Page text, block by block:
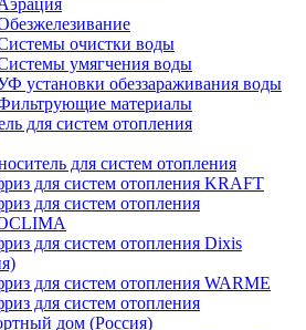
очистки воды
умягчения воды
установки обеззараживания воды
материалы
для систем отопления
для систем отопления
для систем отопления KRAFT
для систем отопления
для систем отопления Dixis
для систем отопления WARME
для систем отопления
дом (Россия)